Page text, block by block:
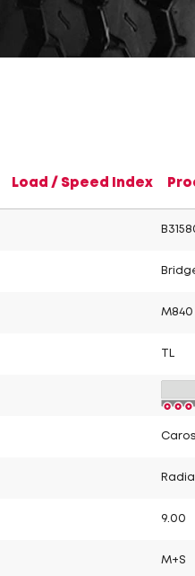
Load / Speed Index
M840
Radial
9.00
M+S